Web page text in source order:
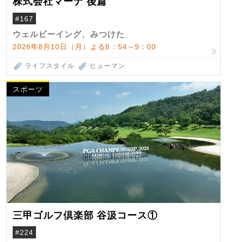
#167
ウェルビーイング、みつけた
2026年8月10日（月）よる8：54～9：00
ライフスタイル ヒューマン
スポーツ
三甲ゴルフ倶楽部 谷汲コース①
#224